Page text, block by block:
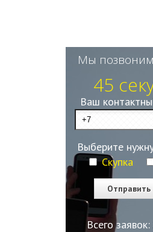
Мы
45
Ваш
Выберите
Скупка
Всего заявок: